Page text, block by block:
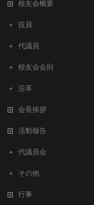
校友会概要
役員
代議員
校友会会則
沿革
会長挨拶
活動報告
代議員会
その他
行事